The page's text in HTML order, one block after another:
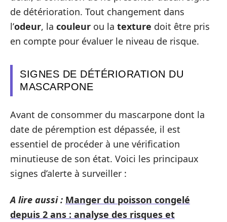
de détérioration. Tout changement dans
l’odeur, la couleur ou la texture doit être pris
en compte pour évaluer le niveau de risque.
SIGNES DE DÉTÉRIORATION DU
MASCARPONE
Avant de consommer du mascarpone dont la
date de péremption est dépassée, il est
essentiel de procéder à une vérification
minutieuse de son état. Voici les principaux
signes d’alerte à surveiller :
A lire aussi : Manger du poisson congelé
depuis 2 ans : analyse des risques et